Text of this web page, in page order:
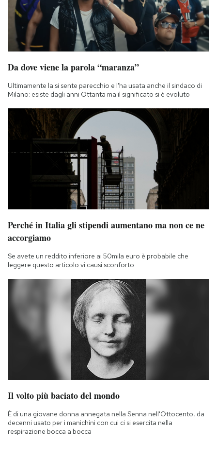
Da dove viene la parola “maranza”
Ultimamente la si sente parecchio e l'ha usata anche il sindaco di
Milano: esiste dagli anni Ottanta ma il significato si è evoluto
Perché in Italia gli stipendi aumentano ma non ce ne
accorgiamo
Se avete un reddito inferiore ai 50mila euro è probabile che
leggere questo articolo vi causi sconforto
Il volto più baciato del mondo
È di una giovane donna annegata nella Senna nell'Ottocento, da
decenni usato per i manichini con cui ci si esercita nella
respirazione bocca a bocca